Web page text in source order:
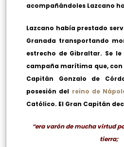
acompañándoles Lazcano
Lazcano había prestado
Granada transportando
estrecho de Gibraltar. Se
campaña marítima que, con
Capitán Gonzalo de
posesión del reino de
Católico. El Gran Capitán
“era varón de mucha virtud
tierra;